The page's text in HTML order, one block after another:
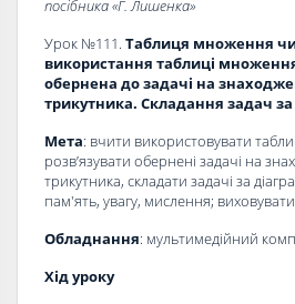
посібника «Г. Лишенка»
Урок №111. Таблиця множення
використання таблиці
обернена до задачі на
трикутника. Складання задач
Мета: вчити використовувати
розв’язувати обернені задачі на
трикутника, складати задачі за
пам'ять, увагу, мислення;
Обладнання: мультимедійний
Хід уроку